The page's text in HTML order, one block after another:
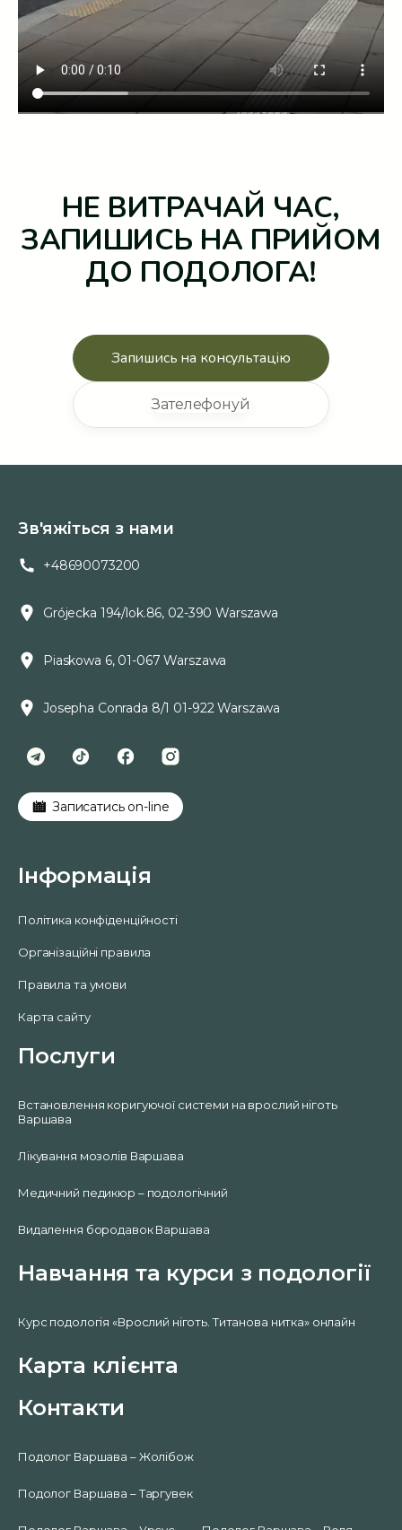
НЕ ВИТРАЧАЙ ЧАС,
ЗАПИШИСЬ НА ПРИЙОМ
ДО ПОДОЛОГА!
Запишись на консультацію
Зателефонуй
Інформація
Політика конфіденційності
Організаційні правила
Правила та умови
Карта сайту
Послуги
Встановлення коригуючої системи на врослий ніготь
Варшава
Лікування мозолів Варшава
Медичний педикюр – подологічний
Видалення бородавок Варшава
Навчання та курси з подології
Курс подологія «Врослий ніготь. Титанова нитка» онлайн
Карта клієнта
Контакти
Подолог Варшава – Жолібож
Подолог Варшава – Таргувек
Зв'яжіться з нами
+48690073200
Grójecka 194/lok.86, 02-390 Warszawa
Piaskowa 6, 01-067 Warszawa
Josepha Conrada 8/1 01-922 Warszawa
Записатись on-line